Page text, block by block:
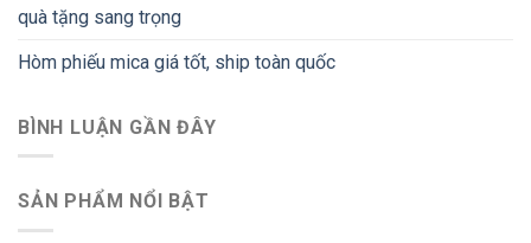
quà tặng sang trọng
Hòm phiếu mica giá tốt, ship toàn quốc
BÌNH LUẬN GẦN ĐÂY
SẢN PHẨM NỔI BẬT